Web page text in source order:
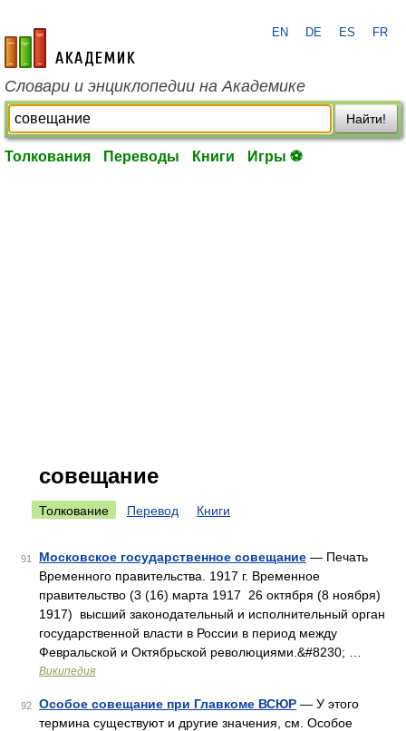
academic.ru
EN DE ES FR
Словари и энциклопедии на Академике
Найти!
Толкования Переводы Книги Игры ⚽
совещание
Толкование Перевод Книги
91 Московское государственное совещание — Печать
Временного правительства. 1917 г. Временное
правительство (3 (16) марта 1917 26 октября (8 ноября)
1917) высший законодательный и исполнительный орган
государственной власти в России в период между
Февральской и Октябрьской революциями.&#8230; …
Википедия
92 Особое совещание при Главкоме ВСЮР — У этого
термина существуют и другие значения, см. Особое